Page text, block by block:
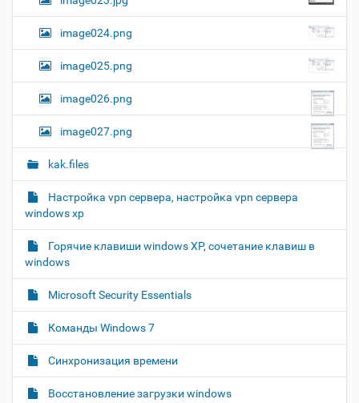
image024.png
image025.png
image026.png
image027.png
kak.files
Настройка vpn сервера, настройка vpn сервера
windows xp
Горячие клавиши windows XP, сочетание клавиш в
windows
Microsoft Security Essentials
Команды Windows 7
Синхронизация времени
Восстановление загрузки windows